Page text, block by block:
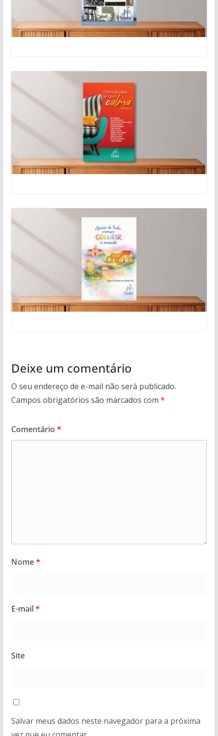
Deixe um comentário
O seu endereço de e-mail não será publicado.
Campos obrigatórios são marcados com *
Comentário *
Nome*
E-mail*
Site
Salvar meus dados neste navegador para a próxima